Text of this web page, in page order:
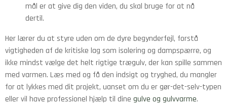
mål er at give dig den viden, du skal bruge for at nå
dertil.
Her lærer du at styre uden om de dyre begynderfejl, forstå
vigtigheden af de kritiske lag som isolering og dampspærre, og
ikke mindst vælge det helt rigtige trægulv, der kan spille sammen
med varmen. Læs med og få den indsigt og tryghed, du mangler
for at lykkes med dit projekt, uanset om du er gør-det-selv-typen
eller vil have professionel hjælp til dine gulve og gulvvarme.